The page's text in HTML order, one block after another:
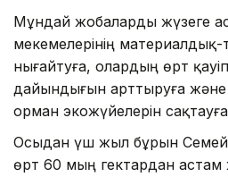
Мұндай жобаларды жүзеге
мекемелерінің
нығайтуға, олардың өрт
дайындығын арттыруға және
орман экожүйелерін
Осыдан үш жыл бұрын
өрт 60 мың гектардан астам